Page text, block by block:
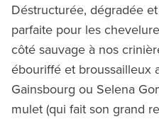
Déstructurée, dégradée
parfaite pour les
côté sauvage à nos
ébouriffé et broussailleux
Gainsbourg ou Selena
mulet (qui fait son grand